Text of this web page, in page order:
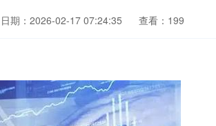
日期：2026-02-17 07:24:35 查看：199